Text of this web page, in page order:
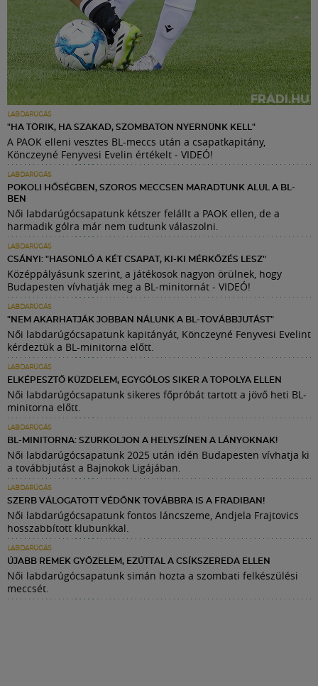
LABDARÚGÁS
"HA TÖRIK, HA SZAKAD, SZOMBATON NYERNÜNK KELL"
A PAOK elleni vesztes BL-meccs után a csapatkapitány,
Könczeyné Fenyvesi Evelin értékelt - VIDEÓ!
LABDARÚGÁS
POKOLI HŐSÉGBEN, SZOROS MECCSEN MARADTUNK ALUL A BL-
BEN
Női labdarúgócsapatunk kétszer felállt a PAOK ellen, de a
harmadik gólra már nem tudtunk válaszolni.
LABDARÚGÁS
CSÁNYI: "HASONLÓ A KÉT CSAPAT, KI-KI MÉRKŐZÉS LESZ"
Középpályásunk szerint, a játékosok nagyon örülnek, hogy
Budapesten vívhatják meg a BL-minitornát - VIDEÓ!
LABDARÚGÁS
"NEM AKARHATJÁK JOBBAN NÁLUNK A BL-TOVÁBBJUTÁST"
Női labdarúgócsapatunk kapitányát, Könczeyné Fenyvesi Evelint
kérdeztük a BL-minitorna előtt.
LABDARÚGÁS
ELKÉPESZTŐ KÜZDELEM, EGYGÓLOS SIKER A TOPOLYA ELLEN
Női labdarúgócsapatunk sikeres főpróbát tartott a jövő heti BL-
minitorna előtt.
LABDARÚGÁS
BL-MINITORNA: SZURKOLJON A HELYSZÍNEN A LÁNYOKNAK!
Női labdarúgócsapatunk 2025 után idén Budapesten vívhatja ki
a továbbjutást a Bajnokok Ligájában.
LABDARÚGÁS
SZERB VÁLOGATOTT VÉDŐNK TOVÁBBRA IS A FRADIBAN!
Női labdarúgócsapatunk fontos láncszeme, Andjela Frajtovics
hosszabbított klubunkkal.
LABDARÚGÁS
ÚJABB REMEK GYŐZELEM, EZÚTTAL A CSÍKSZEREDA ELLEN
Női labdarúgócsapatunk simán hozta a szombati felkészülési
meccsét.